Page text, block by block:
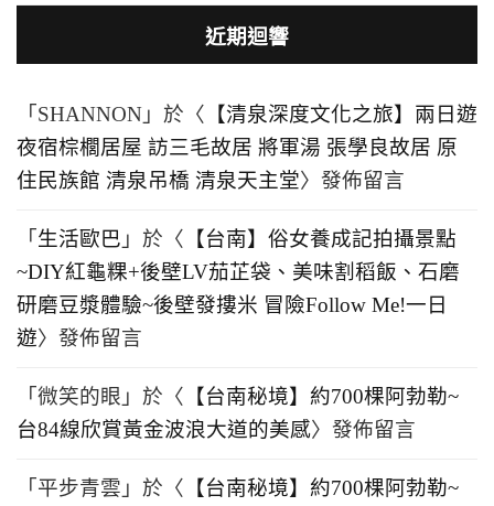
近期迴響
「 SHANNON 」於〈 【清泉深度文化之旅】兩日遊
夜宿棕櫚居屋 訪三毛故居 將軍湯 張學良故居 原
住民族館 清泉吊橋 清泉天主堂〉發佈留言
「 生活歐巴 」於〈 【台南】俗女養成記拍攝景點
~DIY紅龜粿+後壁LV茄芷袋、美味割稻飯、石磨
研磨豆漿體驗~後壁發摟米 冒險Follow Me!一日
遊〉發佈留言
「 微笑的眼 」於〈 【台南秘境】約700棵阿勃勒~
台84線欣賞黃金波浪大道的美感〉發佈留言
「 平步青雲 」於〈 【台南秘境】約700棵阿勃勒~